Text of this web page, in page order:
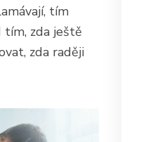
tím
tím, zda ještě
zda raději